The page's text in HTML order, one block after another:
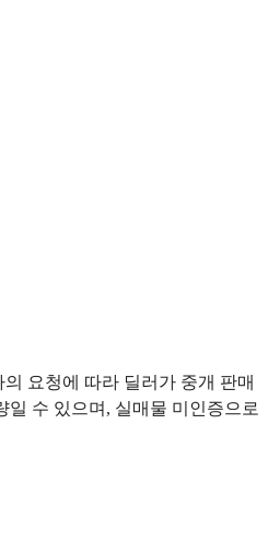
요청에 따라 딜러가 중개 판매
일 수 있으며, 실매물 미인증으로